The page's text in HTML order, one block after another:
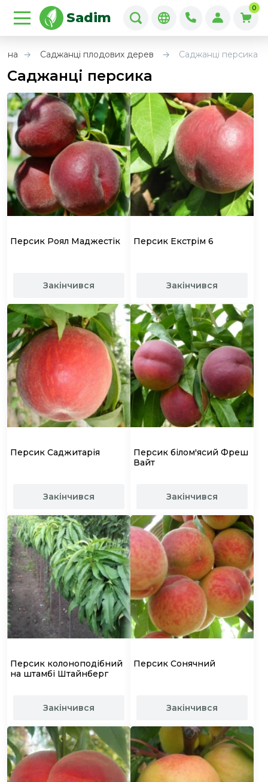
Sadim
0
Саджанці плодових дерев Саджанці персика
Саджанці персика
Персик Роял Маджестік
Закінчився
Персик Екстрім 6
Закінчився
Персик Саджитарія
Закінчився
Персик білом'ясий Фреш
Вайт
Закінчився
Персик колоноподібний
на штамбі Штайнберг
Закінчився
Персик Сонячний
Закінчився